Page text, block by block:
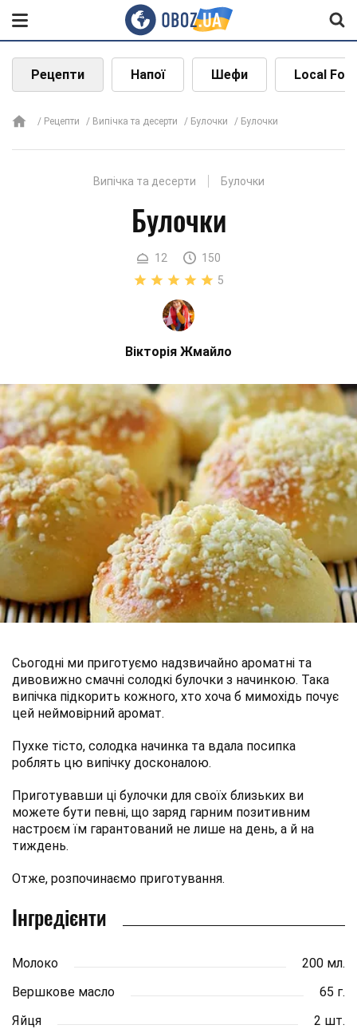
Рецепти Напої Шефи Local
Рецепти Випічка та десерти Булочки Булочки
Випічка та десерти Булочки
Булочки
12
150
5
Вікторія Жмайло
Сьогодні ми приготуємо надзвичайно ароматні та
дивовижно смачні солодкі булочки з начинкою. Така
випічка підкорить кожного, хто хоча б мимохідь почує
цей неймовірний аромат.
Пухке тісто, солодка начинка та вдала посипка
роблять цю випічку досконалою.
Приготувавши ці булочки для своїх близьких ви
можете бути певні, що заряд гарним позитивним
настроєм їм гарантований не лише на день, а й на
тиждень.
Отже, розпочинаємо приготування.
Інгредієнти
Молоко
200 мл.
Вершкове масло
65 г.
Яйця
2 шт.